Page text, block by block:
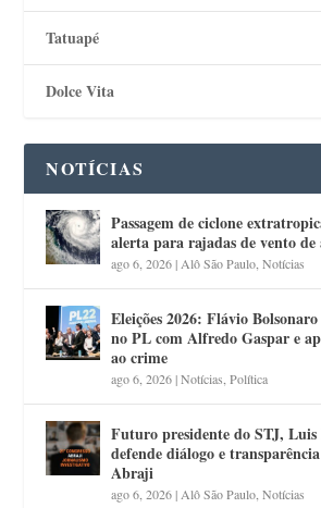
Tatuapé
Dolce Vita
NOTÍCIAS
Passagem de ciclone
alerta para rajadas de vento
ago 6, 2026| Alô São Paulo ,Notícias
Eleições 2026: Flávio
no PL com Alfredo Gaspar e
ao crime
ago 6, 2026|Notícias ,Política
Futuro presidente do STJ, Luis
defende diálogo e
Abraji
ago 6, 2026| Alô São Paulo ,Notícias